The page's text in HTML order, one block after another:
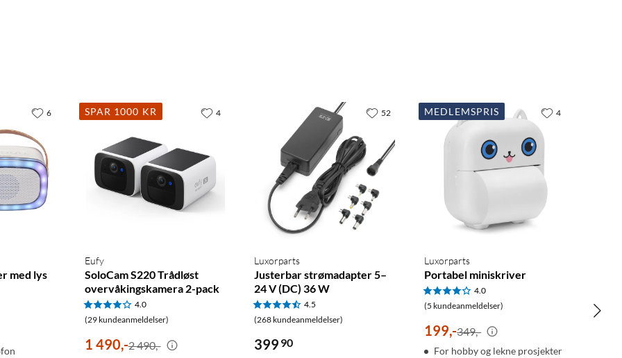
med lys
6 SPAR 1000 KR
Eufy
SoloCam S220 Trådløst
overvåkingskamera 2-pack
4.0
(29 kundeanmeldelser)
1 490,-2 490,-
4
Luxorparts
Justerbar strømadapter 5–
24 V (DC) 36 W
4.5
(268 kundeanmeldelser)
399 90
52 MEDLEMSPRIS
Luxorparts
Portabel miniskriver
4.0
(5 kundeanmeldelser)
199,-349,-
For hobby og lekne prosjekter
4